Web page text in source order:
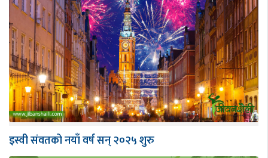
इस्वी संवतको नयाँ वर्ष सन् २०२५ शुरु